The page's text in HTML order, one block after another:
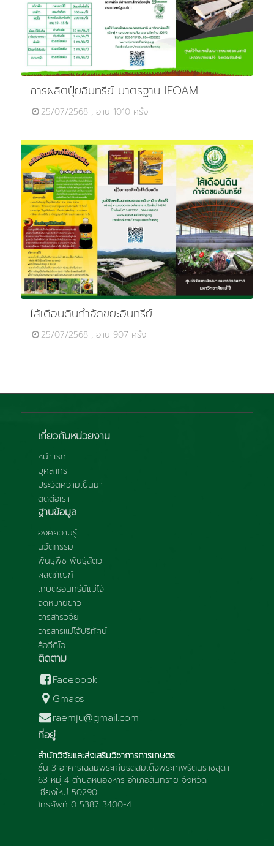
การผลิตปุ๋ยอินทรีย์ มาตรฐาน IFOAM
25/07/2568 , อ่าน 1010 ครั้ง
ไส้เดือนดินกำจัดขยะอินทรีย์
25/07/2568 , อ่าน 907 ครั้ง
เกี่ยวกับหน่วยงาน
หน้าแรก
บุคลากร
ประวัติความเป็นมา
ติดต่อเรา
ฐานข้อมูล
องค์ความรู้
นวัตกรรม
พันธุ์พืช พันธุ์สัตว์
ผลิตภัณฑ์
เกษตรอินทรีย์แม่โจ้
จดหมายข่าว
วารสารวิจัย
วารสารแม่โจ้ปริทัศน์
สื่อวีดีโอ
ติดตาม
Facebook
Gmaps
raemju@gmail.com
ที่อยู่
สำนักวิจัยและส่งเสริมวิชาการการเกษตร
ชั้น 3 อาคารเฉลิมพระเกียรติสมเด็จพระเทพรัตนราชสุดา
63 หมู่ 4 ตำบลหนองหาร อำเภอสันทราย จังหวัด
เชียงใหม่ 50290
โทรศัพท์ 0 5387 3400-4